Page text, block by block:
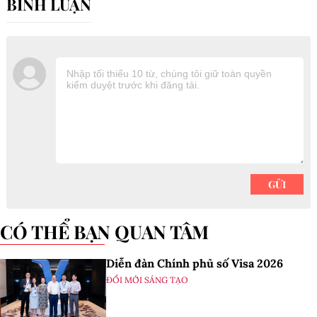
CÓ THỂ BẠN QUAN TÂM
Diễn đàn Chính phủ số Visa 2026
ĐỔI MỚI SÁNG TẠO